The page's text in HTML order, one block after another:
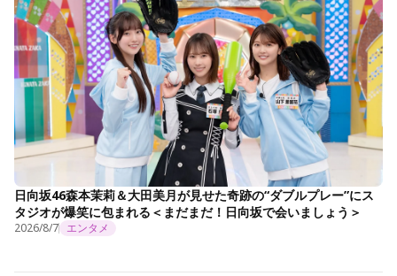
日向坂46森本茉莉＆大田美月が見せた奇跡の“ダブルプレー”にス
タジオが爆笑に包まれる＜まだまだ！日向坂で会いましょう＞
2026/8/7 エンタメ